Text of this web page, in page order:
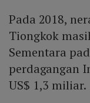
Pada 2018,
Tiongkok
Sementara
perdagangan
US$ 1,3 miliar.